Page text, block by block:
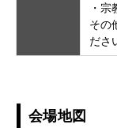
・
その
ださ
会場地図